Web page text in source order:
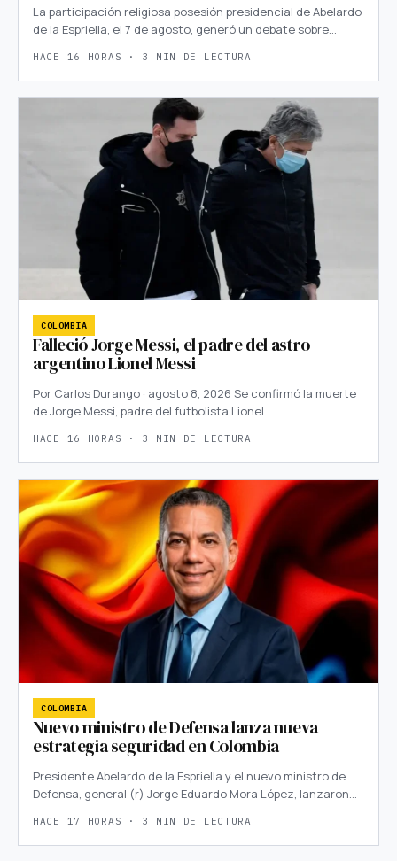
La participación religiosa posesión presidencial de Abelardo
de la Espriella, el 7 de agosto, generó un debate sobre…
HACE 16 HORAS · 3 MIN DE LECTURA
COLOMBIA
Falleció Jorge Messi, el padre del astro
argentino Lionel Messi
Por Carlos Durango · agosto 8, 2026 Se confirmó la muerte
de Jorge Messi, padre del futbolista Lionel…
HACE 16 HORAS · 3 MIN DE LECTURA
COLOMBIA
Nuevo ministro de Defensa lanza nueva
estrategia seguridad en Colombia
Presidente Abelardo de la Espriella y el nuevo ministro de
Defensa, general (r) Jorge Eduardo Mora López, lanzaron…
HACE 17 HORAS · 3 MIN DE LECTURA